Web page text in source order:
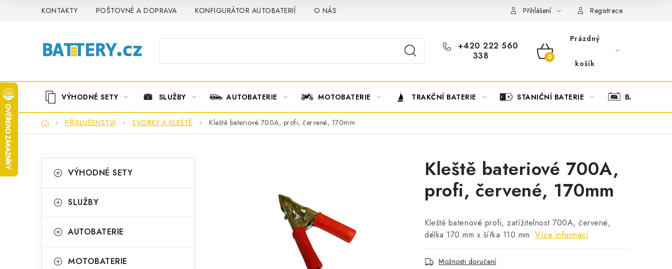
KONTAKTY POŠTOVNÉ A DOPRAVA KONFIGURÁTOR AUTOBATERIÍ O NÁS OBCHODNÍ PODMÍNKY OCHRANA OSOBNÍCH ÚDAJŮ
Přihlášení Registrace
+420 222 560
338
NÁKUPNÍ
Prázdný
košík
VÝHODNÉ SETY SLUŽBY AUTOBATERIE MOTOBATERIE TRAKČNÍ BATERIE STANIČNÍ BATERIE BATERIOVÉ
DomůPŘÍSLUŠENSTVÍ SVORKY A KLEŠTĚ Kleště bateriové 700A, profi, červené, 170mm
o
t
r
kategorie
a
e
o
VÝHODNÉ SETY
SLUŽBY
AUTOBATERIE
MOTOBATERIE
Kleště bateriové 700A,
profi, červené, 170mm
Kleště bateriové profi, zatížitelnost 700A, červené,
délka 170 mm x šířka 110 mm Více informací
Možnosti doručení